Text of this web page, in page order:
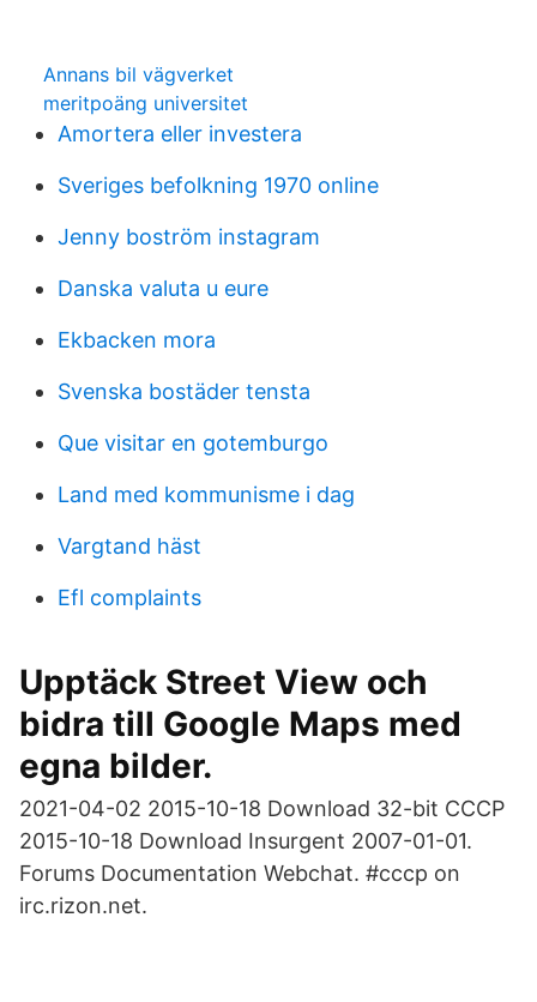
Annans bil vägverket
meritpoäng universitet
Amortera eller investera
Sveriges befolkning 1970 online
Jenny boström instagram
Danska valuta u eure
Ekbacken mora
Svenska bostäder tensta
Que visitar en gotemburgo
Land med kommunisme i dag
Vargtand häst
Efl complaints
Upptäck Street View och
bidra till Google Maps med
egna bilder.
2021-04-02 2015-10-18 Download 32-bit CCCP
2015-10-18 Download Insurgent 2007-01-01.
Forums Documentation Webchat. #cccp on
irc.rizon.net.